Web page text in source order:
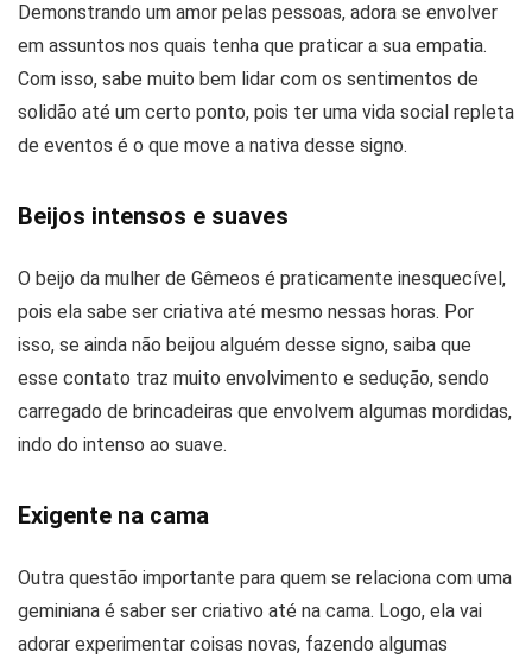
Demonstrando um amor pelas pessoas, adora se envolver
em assuntos nos quais tenha que praticar a sua empatia.
Com isso, sabe muito bem lidar com os sentimentos de
solidão até um certo ponto, pois ter uma vida social repleta
de eventos é o que move a nativa desse signo.
Beijos intensos e suaves
O beijo da mulher de Gêmeos é praticamente inesquecível,
pois ela sabe ser criativa até mesmo nessas horas. Por
isso, se ainda não beijou alguém desse signo, saiba que
esse contato traz muito envolvimento e sedução, sendo
carregado de brincadeiras que envolvem algumas mordidas,
indo do intenso ao suave.
Exigente na cama
Outra questão importante para quem se relaciona com uma
geminiana é saber ser criativo até na cama. Logo, ela vai
adorar experimentar coisas novas, fazendo algumas